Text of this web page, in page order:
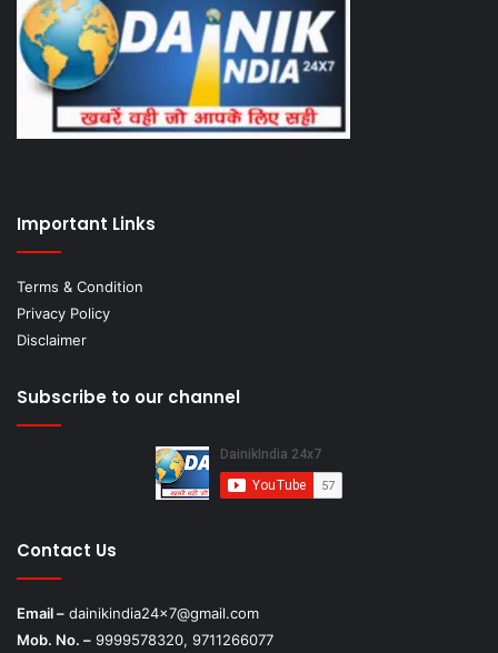
Important Links
Terms & Condition
Privacy Policy
Disclaimer
Subscribe to our channel
Contact Us
Email – dainikindia24x7@gmail.com
Mob. No. – 9999578320, 9711266077